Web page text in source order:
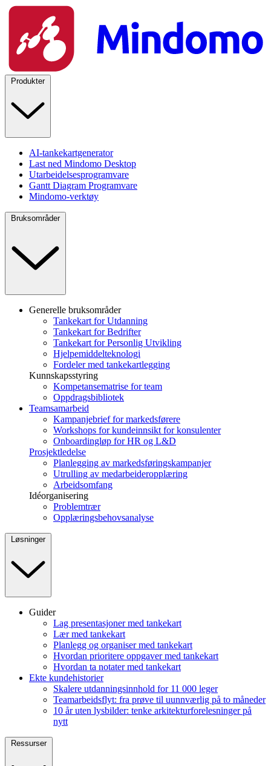
Produkter
AI-tankekartgenerator
Last ned Mindomo Desktop
Utarbeidelsesprogramvare
Gantt Diagram Programvare
Mindomo-verktøy
Bruksområder
Generelle bruksområder
Tankekart for Utdanning
Tankekart for Bedrifter
Tankekart for Personlig Utvikling
Hjelpemiddelteknologi
Fordeler med tankekartlegging
Kunnskapsstyring
Kompetansematrise for team
Oppdragsbibliotek
Teamsamarbeid
Kampanjebrief for markedsførere
Workshops for kundeinnsikt for konsulenter
Onboardingløp for HR og L&D
Prosjektledelse
Planlegging av markedsføringskampanjer
Utrulling av medarbeideropplæring
Arbeidsomfang
Idéorganisering
Problemtrær
Opplæringsbehovsanalyse
Løsninger
Guider
Lag presentasjoner med tankekart
Lær med tankekart
Planlegg og organiser med tankekart
Hvordan prioritere oppgaver med tankekart
Hvordan ta notater med tankekart
Ekte kundehistorier
Skalere utdanningsinnhold for 11 000 leger
Teamarbeidsflyt: fra prøve til uunnværlig på to måneder
10 år uten lysbilder: tenke arkitekturforelesninger på
nytt
Ressurser